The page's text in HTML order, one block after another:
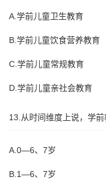
A.学前儿童卫生教育
B.学前儿童饮食营养教育
C.学前儿童常规教育
D.学前儿童亲社会教育
13.从时间维度上说，学前
A.0—6、7岁
B.1—6、7岁